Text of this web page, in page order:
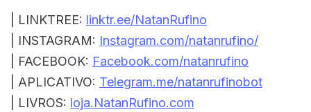
| LINKTREE: linktr.ee/NatanRufino
| INSTAGRAM: Instagram.com/natanrufino/
| FACEBOOK: Facebook.com/natanrufino
| APLICATIVO: Telegram.me/natanrufinobot
| LIVROS: loja.NatanRufino.com